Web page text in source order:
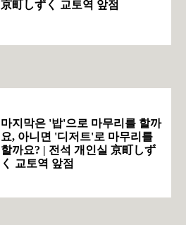
京町しずく 교토역 앞점
마지막은 '밥'으로 마무리를 할까
요, 아니면 '디저트'로 마무리를
할까요? | 전석 개인실 京町しず
く 교토역 앞점